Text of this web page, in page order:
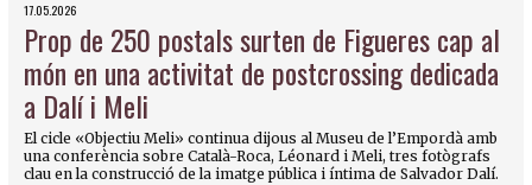
17.05.2026
Prop de 250 postals surten de Figueres cap al
món en una activitat de postcrossing dedicada
a Dalí i Meli
El cicle «Objectiu Meli» continua dijous al Museu de l’Empordà amb
una conferència sobre Català-Roca, Léonard i Meli, tres fotògrafs
clau en la construcció de la imatge pública i íntima de Salvador Dalí.